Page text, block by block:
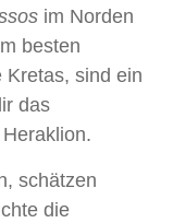
im Norden
besten
Kretas, sind ein
das
Heraklion.
schätzen
die